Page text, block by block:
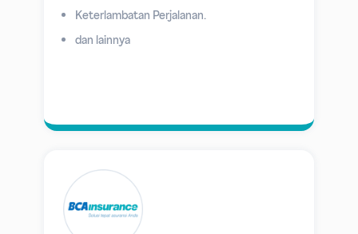
Keterlambatan Perjalanan.
dan lainnya